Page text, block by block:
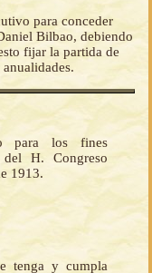
para conceder
Bilbao, debiendo
fijar la partida de
para los fines
del H. Congreso
1913.
tenga y cumpla